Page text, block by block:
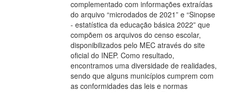
complementado com informações extraídas
do arquivo “microdados de 2021” e “Sinopse
- estatística da educação básica 2022” que
compõem os arquivos do censo escolar,
disponibilizados pelo MEC através do site
oficial do INEP. Como resultado,
encontramos uma diversidade de realidades,
sendo que alguns municípios cumprem com
as conformidades das leis e normas